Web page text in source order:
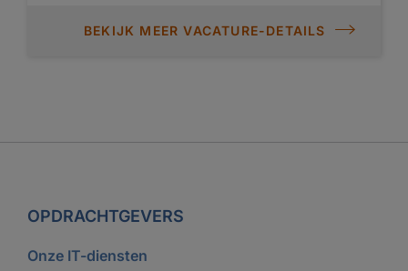
BEKIJK MEER VACATURE-DETAILS
OPDRACHTGEVERS
Onze IT-diensten